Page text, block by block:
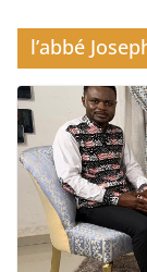
l’abbé